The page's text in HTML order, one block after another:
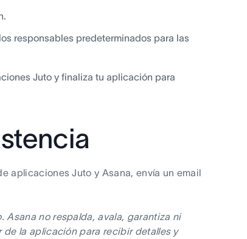
responsables predeterminados para las
Juto y finaliza tu aplicación para
aplicaciones Juto y Asana, envía un email
no respalda, avala, garantiza ni
la aplicación para recibir detalles y